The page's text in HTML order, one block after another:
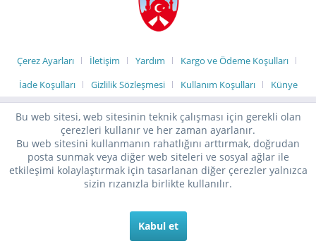
Çerez Ayarları İletişim Yardım
Kargo ve Ödeme Koşulları
İade Koşulları
Gizlilik Sözleşmesi Kullanım Koşulları Künye
Bu web sitesi, web sitesinin teknik çalışması için gerekli olan
çerezleri kullanır ve her zaman ayarlanır.
Bu web sitesini kullanmanın rahatlığını arttırmak, doğrudan
posta sunmak veya diğer web siteleri ve sosyal ağlar ile
etkileşimi kolaylaştırmak için tasarlanan diğer çerezler yalnızca
sizin rızanızla birlikte kullanılır.
Kabul et